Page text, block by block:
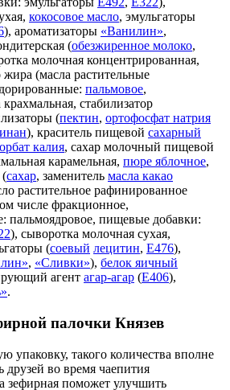
кокосовое масло, эмульгаторы
), ароматизаторы «Ванилин»,
(обезжиренное молоко,
молочная концентрированная,
(масла растительные
пальмовое,
крахмальная, стабилизатор
(пектин, ортофосфат натрия
), краситель пищевой сахарный
калия, сахар молочный пищевой
карамельная, пюре яблочное,
(сахар, заменитель масла какао
растительное рафинированное
числе фракционное,
пальмоядровое, пищевые добавки:
), сыворотка молочная сухая,
(соевый лецитин, Е476),
, «Сливки»), белок яичный
агент агар-агар (Е406),
.
палочки Князев
упаковку, такого количества вполне
друзей во время чаепития
зефирная поможет улучшить